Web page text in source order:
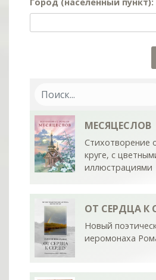
МЕСЯЦЕСЛОВ
Стихотворение
круге, с
иллюстрациями
ОТ СЕРДЦА К
Новый
иеромонаха